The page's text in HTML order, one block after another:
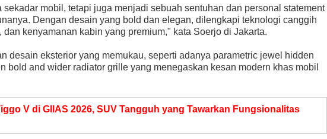
mobil, tetapi juga menjadi sebuah sentuhan dan personal statement
Dengan desain yang bold dan elegan, dilengkapi teknologi canggih
kenyamanan kabin yang premium," kata Soerjo di Jakarta.
desain eksterior yang memukau, seperti adanya parametric jewel hidden
bold and wider radiator grille yang menegaskan kesan modern khas mobil
V di GIIAS 2026, SUV Tangguh yang Tawarkan Fungsionalitas